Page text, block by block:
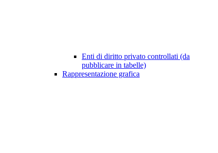
Enti di diritto privato controllati (da
pubblicare in tabelle)
Rappresentazione grafica